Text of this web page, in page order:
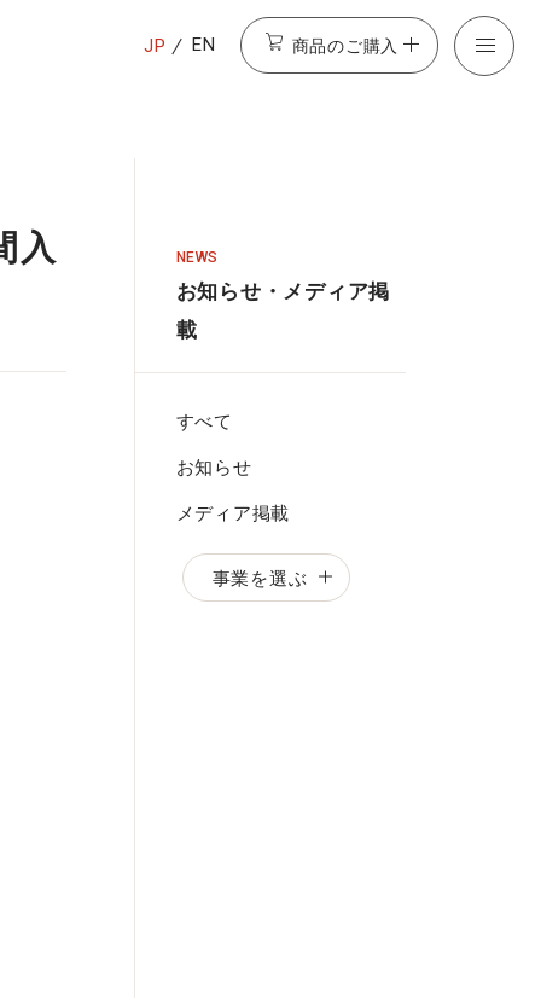
JP EN 商品のご購入
入 NEWS
お知らせ・メディア掲
載
すべて
お知らせ
メディア掲載
事業を選ぶ